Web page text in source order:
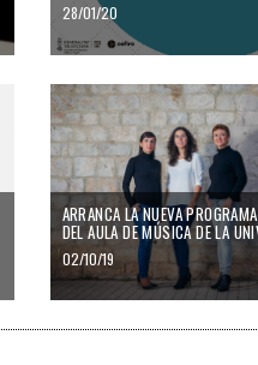
28/01/20
ARRANCA LA NUEVA
DEL AULA DE MÚSICA DE LA
02/10/19